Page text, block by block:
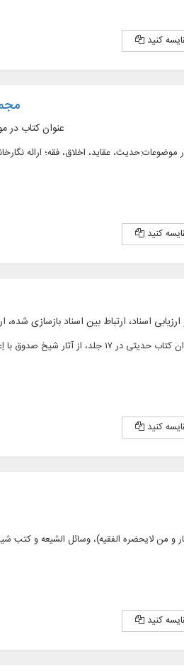
کنید
۴۶ عنوان کتاب
کنید
کنید
تهذیب، استبصار و من لایحضره الفقیه)، وسائل
کنید